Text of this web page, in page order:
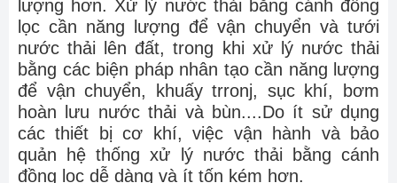
lượng hơn. Xử lý nước thải bằng cánh đồng
lọc cần năng lượng để vận chuyển và tưới
nước thải lên đất, trong khi xử lý nước thải
bằng các biện pháp nhân tạo cần năng lượng
để vận chuyển, khuấy trronj, sục khí, bơm
hoàn lưu nước thải và bùn....Do ít sử dụng
các thiết bị cơ khí, việc vận hành và bảo
quản hệ thống xử lý nước thải bằng cánh
đồng lọc dễ dàng và ít tốn kém hơn.